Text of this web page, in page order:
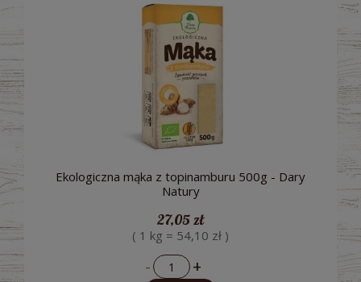
Ekologiczna mąka z topinamburu 500g - Dary
Natury
27,05 zł
( 1 kg = 54,10 zł )
- +